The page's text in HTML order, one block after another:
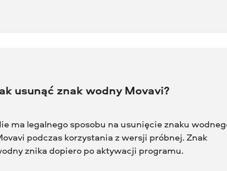
usunąć znak wodny Movavi?
ma legalnego sposobu na usunięcie znaku
podczas korzystania z wersji próbnej. Znak
znika dopiero po aktywacji programu.